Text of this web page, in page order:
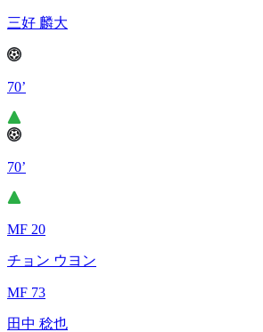
三好 麟大
70’
70’
MF 20
チョン ウヨン
MF 73
田中 稔也